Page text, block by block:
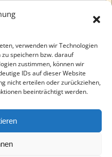
verwenden wir Technologien
speichern bzw. darauf
zustimmen, können wir
IDs auf dieser Website
nicht erteilen oder zurückziehen,
beeinträchtigt werden.